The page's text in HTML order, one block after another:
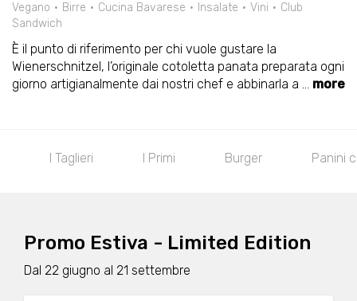
Vegano
Birre Cucina Bavarese Insalate Vini
Club
Sandwich
È il punto di riferimento per chi vuole gustare la
Wienerschnitzel, l’originale cotoletta panata preparata ogni
giorno artigianalmente dai nostri chef e abbinarla a ... more
I Taglieri I Primi Burger Panini
Promo Estiva - Limited Edition
Dal 22 giugno al 21 settembre